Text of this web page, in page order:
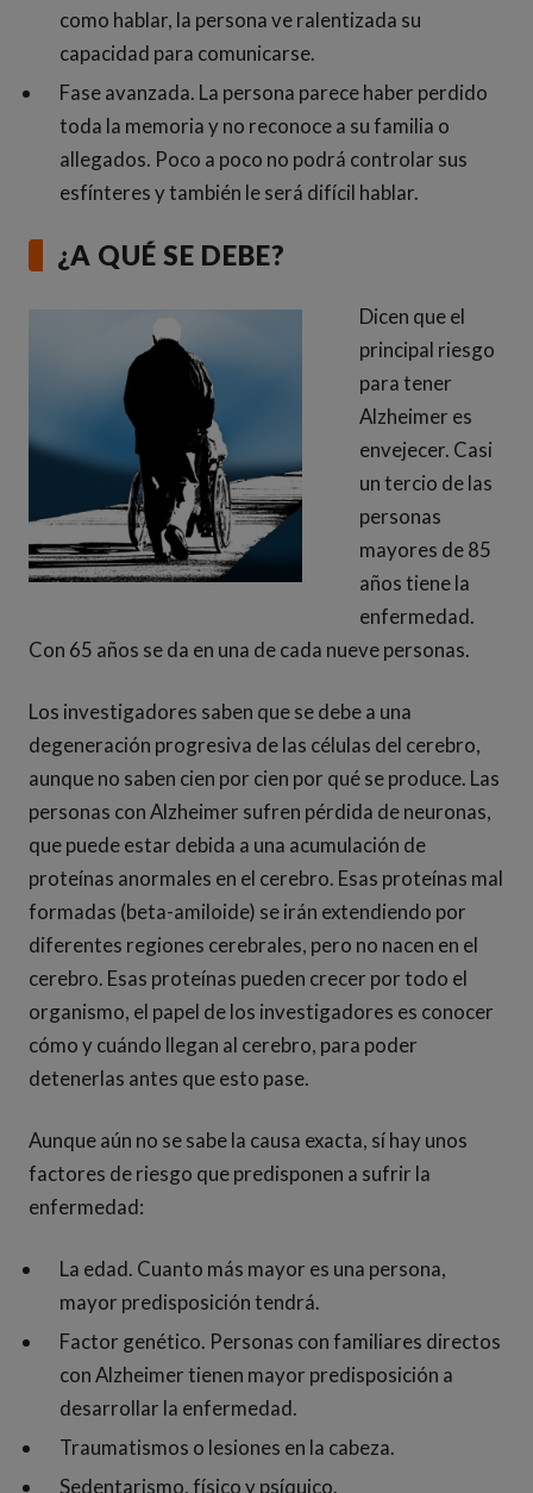
como hablar, la persona ve ralentizada su
capacidad para comunicarse.
Fase avanzada. La persona parece haber perdido
toda la memoria y no reconoce a su familia o
allegados. Poco a poco no podrá controlar sus
esfínteres y también le será difícil hablar.
¿A QUÉ SE DEBE?
Dicen que el
principal riesgo
para tener
Alzheimer es
envejecer. Casi
un tercio de las
personas
mayores de 85
años tiene la
enfermedad.
Con 65 años se da en una de cada nueve personas.
Los investigadores saben que se debe a una
degeneración progresiva de las células del cerebro,
aunque no saben cien por cien por qué se produce. Las
personas con Alzheimer sufren pérdida de neuronas,
que puede estar debida a una acumulación de
proteínas anormales en el cerebro. Esas proteínas mal
formadas (beta-amiloide) se irán extendiendo por
diferentes regiones cerebrales, pero no nacen en el
cerebro. Esas proteínas pueden crecer por todo el
organismo, el papel de los investigadores es conocer
cómo y cuándo llegan al cerebro, para poder
detenerlas antes que esto pase.
Aunque aún no se sabe la causa exacta, sí hay unos
factores de riesgo que predisponen a sufrir la
enfermedad:
La edad. Cuanto más mayor es una persona,
mayor predisposición tendrá.
Factor genético. Personas con familiares directos
con Alzheimer tienen mayor predisposición a
desarrollar la enfermedad.
Traumatismos o lesiones en la cabeza.
Sedentarismo, físico y psíquico.